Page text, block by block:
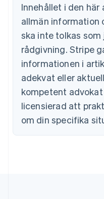
Innehållet i den
allmän information
ska inte tolkas
rådgivning. Stripe
informationen i
adekvat eller
kompetent
licensierad att
om din specifika
Bulgarien
English
English
Danmark
English
Estland
English
Fastlandskina
Finland
EnglishSvenska